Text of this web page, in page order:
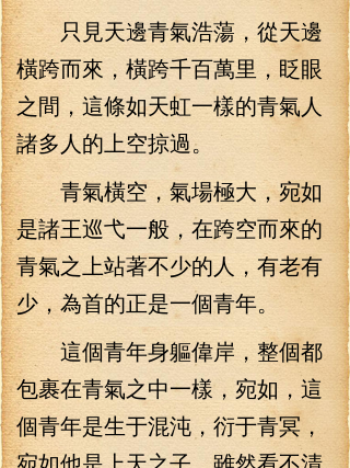
只見天邊青氣浩蕩，從天邊
橫跨而來，橫跨千百萬里，眨眼
之間，這條如天虹一樣的青氣人
諸多人的上空掠過。
青氣橫空，氣場極大，宛如
是諸王巡弋一般，在跨空而來的
青氣之上站著不少的人，有老有
少，為首的正是一個青年。
這個青年身軀偉岸，整個都
包裹在青氣之中一樣，宛如，這
個青年是生于混沌，衍于青冥，